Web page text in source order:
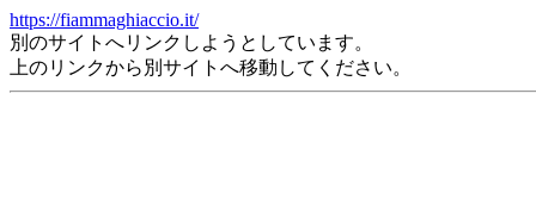
https://fiammaghiaccio.it/
別のサイトへリンクしようとしています。
上のリンクから別サイトへ移動してください。